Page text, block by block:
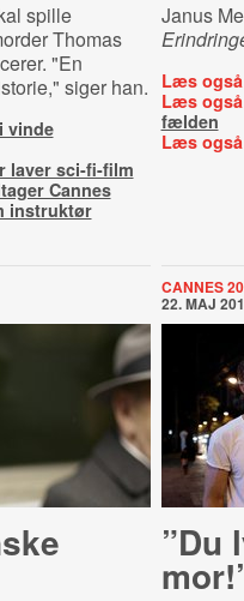
spille
Thomas
"En
siger han.
vinde
laver sci-fi-film
Cannes
instruktør
Janus
Læs
Læs
fælden
Læs
CANNES
22. MAJ
”Du